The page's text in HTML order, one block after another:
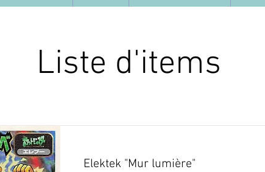
Liste d'items
Elektek "Mur lumière"